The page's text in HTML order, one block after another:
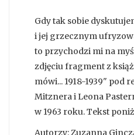
Gdy tak sobie
i jej grzecznym
to przychodzi mi na
zdjęciu fragment z
mówi... 1918-1939" pod
Mitznera i Leona
w 1963 roku. Tekst
Autorzy: Zuzanna